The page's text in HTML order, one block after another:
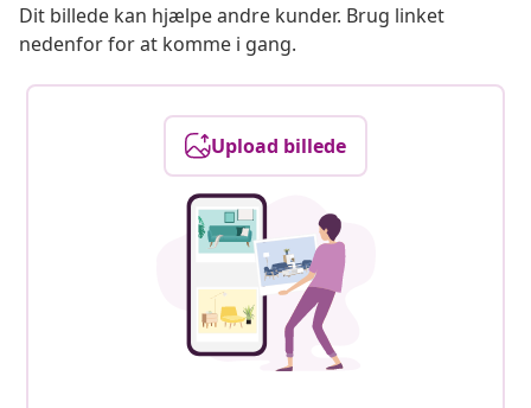
Dit billede kan hjælpe andre kunder. Brug linket
nedenfor for at komme i gang.
Upload billede